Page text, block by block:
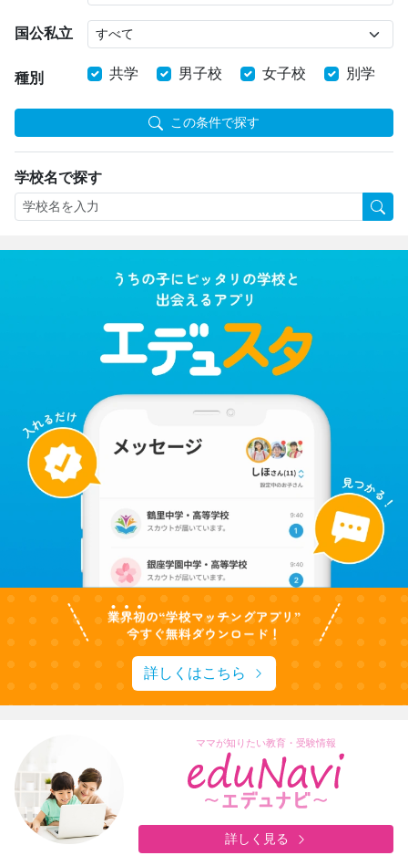
国公私立
種別 共学 男子校 女子校 別学
この条件で探す
学校名で探す
詳しくはこちら
ママが知りたい教育・受験情報
詳しく見る